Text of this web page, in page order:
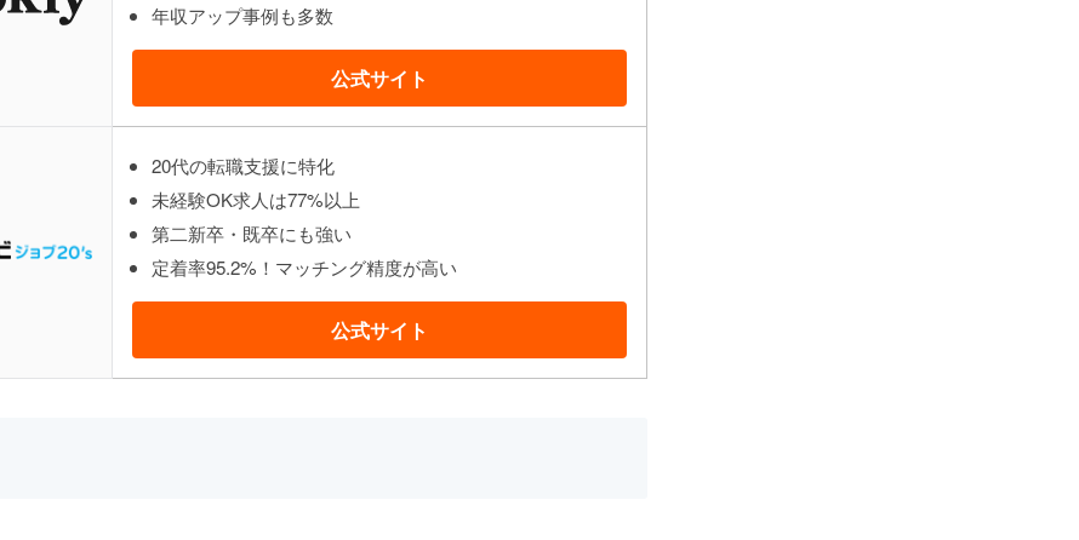
年収アップ事例も多数
公式サイト
20代の転職支援に特化
未経験OK求人は77%以上
第二新卒・既卒にも強い
定着率95.2%！マッチング精度が高い
公式サイト